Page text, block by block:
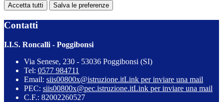
Accetta tutti Salva le preferenze
Contatti
I.I.S. Roncalli - Poggibonsi
Via Senese, 230 - 53036 Poggibonsi (SI)
Tel: 0577 984711
Email: siis00800x@istruzione.itLink per inviare una mail
PEC: siis00800x@pec.istruzione.itLink per inviare una mail
C.F.: 82002260527